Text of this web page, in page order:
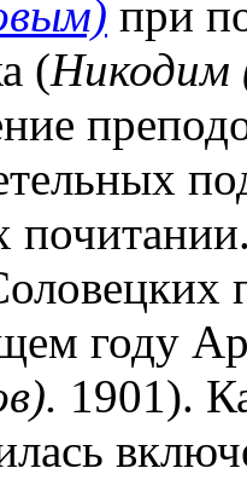
при
(Никодим
году
1901).